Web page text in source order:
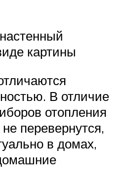
картины
В отличие
отопления
перевернутся,
в домах,